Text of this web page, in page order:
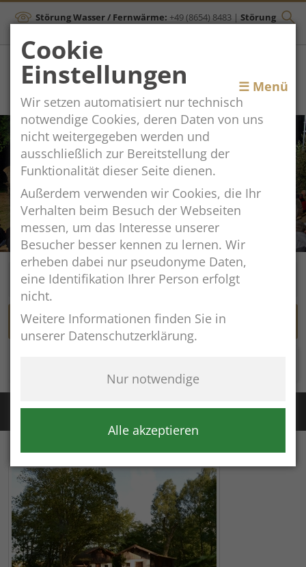
Störung Wasser / Fernwärme: +49 (8654) 8483 | Störung
Toggle
navigation
☰ Menü
Cookie
Einstellungen
Wir setzen automatisiert nur technisch
notwendige Cookies, deren Daten von uns
nicht weitergegeben werden und
ausschließlich zur Bereitstellung der
Funktionalität dieser Seite dienen.
Außerdem verwenden wir Cookies, die Ihr
Verhalten beim Besuch der Webseiten
messen, um das Interesse unserer
Besucher besser kennen zu lernen. Wir
erheben dabei nur pseudonyme Daten,
eine Identifikation Ihrer Person erfolgt
nicht.
Weitere Informationen finden Sie in
unserer Datenschutzerklärung.
Nur notwendige
Alle akzeptieren